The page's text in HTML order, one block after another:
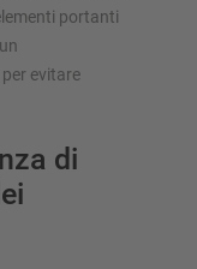
portanti
evitare
di